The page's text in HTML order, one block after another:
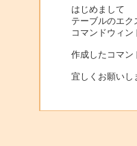
はじめまして
テーブルのエク
コマンドウィン
作成したコマン
宜しくお願いし